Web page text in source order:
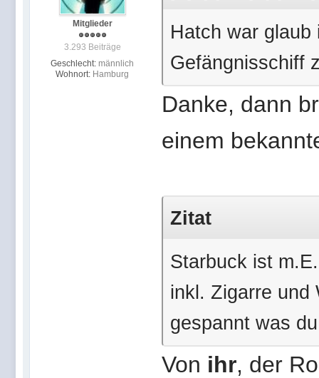
Mitglieder
3.293 Beiträge
Geschlecht: männlich
Wohnort: Hamburg
Hatch war
Gefängnisschiff
Danke, dann
einem
Zitat
Starbuck ist
inkl. Zigarre und
gespannt was
Von ihr, der